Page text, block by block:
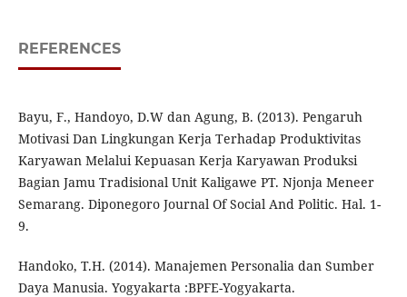
REFERENCES
Bayu, F., Handoyo, D.W dan Agung, B. (2013). Pengaruh
Motivasi Dan Lingkungan Kerja Terhadap Produktivitas
Karyawan Melalui Kepuasan Kerja Karyawan Produksi
Bagian Jamu Tradisional Unit Kaligawe PT. Njonja Meneer
Semarang. Diponegoro Journal Of Social And Politic. Hal. 1-
9.
Handoko, T.H. (2014). Manajemen Personalia dan Sumber
Daya Manusia. Yogyakarta :BPFE-Yogyakarta.